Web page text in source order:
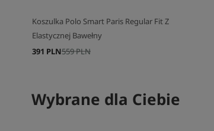
Koszulka Polo Smart Paris Regular Fit Z
Elastycznej Bawełny
559 PLN
391 PLN
Wybrane dla Ciebie